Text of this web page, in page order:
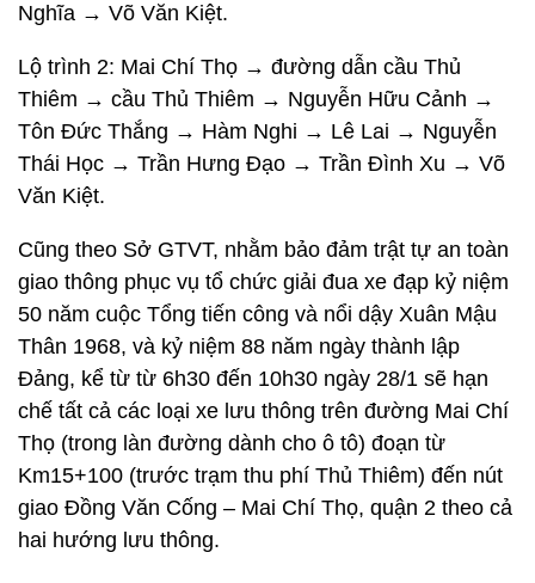
Nghĩa → Võ Văn Kiệt.
Lộ trình 2: Mai Chí Thọ → đường dẫn cầu Thủ
Thiêm → cầu Thủ Thiêm → Nguyễn Hữu Cảnh →
Tôn Đức Thắng → Hàm Nghi → Lê Lai → Nguyễn
Thái Học → Trần Hưng Đạo → Trần Đình Xu → Võ
Văn Kiệt.
Cũng theo Sở GTVT, nhằm bảo đảm trật tự an toàn
giao thông phục vụ tổ chức giải đua xe đạp kỷ niệm
50 năm cuộc Tổng tiến công và nổi dậy Xuân Mậu
Thân 1968, và kỷ niệm 88 năm ngày thành lập
Đảng, kể từ từ 6h30 đến 10h30 ngày 28/1 sẽ hạn
chế tất cả các loại xe lưu thông trên đường Mai Chí
Thọ (trong làn đường dành cho ô tô) đoạn từ
Km15+100 (trước trạm thu phí Thủ Thiêm) đến nút
giao Đồng Văn Cống – Mai Chí Thọ, quận 2 theo cả
hai hướng lưu thông.